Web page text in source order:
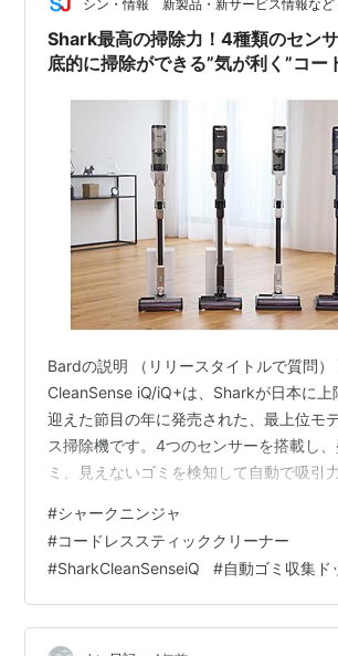
部屋の角を検知すると、自動的に吸引力
ップし、…
シン・情報 新製品・新サービス情報など
Shark最高の掃除力！4種類のセン
底的に掃除ができる”気が利く”コー
Bardの説明 （リリースタイトルで質問）
CleanSense iQ/iQ+は、Sharkが日本に上
迎えた節目の年に発売された、最上位モ
ス掃除機です。4つのセンサーを搭載し
ミ、見えないゴミを検知して自動で吸引
倒なゴミ捨てが月1回で済みます。さらに
家具の下などの狭い場所も簡単に掃除で
CleanSense iQ/iQ+は、掃除性能を徹底的
やすさにもこだわったコードレス掃除機
いに保ちたい方におすすめです。
#シャークニンジャ
#コードレススティッククリーナー
#SharkCleanSenseiQ #自動ゴミ収集ド